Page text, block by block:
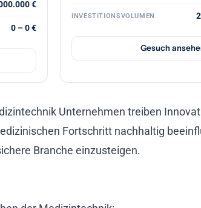
€
0 – 0 €
INVESTITIONSVOLUMEN
Gesuch
Unternehmen treiben
Fortschritt nachhaltig
Branche einzusteigen.